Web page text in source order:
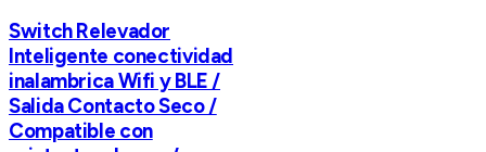
Switch Relevador
Inteligente conectividad
inalambrica Wifi y BLE /
Salida Contacto Seco /
Compatible con